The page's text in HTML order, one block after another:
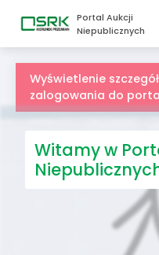
Portal Aukcji
Niepublicznych
Wyświetlenie
zalogowania do
Witamy w